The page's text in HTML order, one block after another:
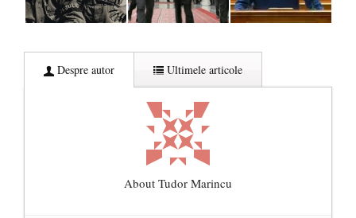
Despre autor Ultimele articole
About Tudor Marincu